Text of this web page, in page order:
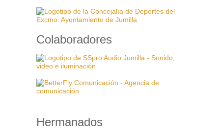
Colaboradores
Hermanados